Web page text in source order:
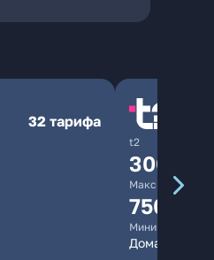
32 тарифа
t2
300
Максимальная
750
Минимальная
Домашний